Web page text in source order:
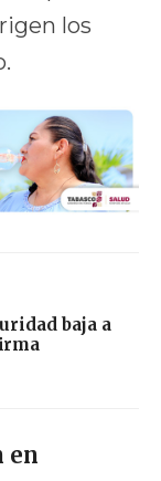
los
baja a
en